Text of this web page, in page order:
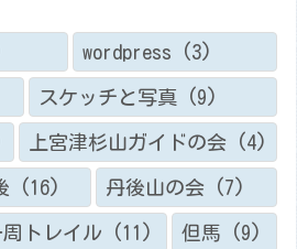
wordpress (3)
スケッチと写真(9)
上宮津杉山ガイドの会(4)
(16) 丹後山の会 (7)
トレイル (11) 但馬 (9)